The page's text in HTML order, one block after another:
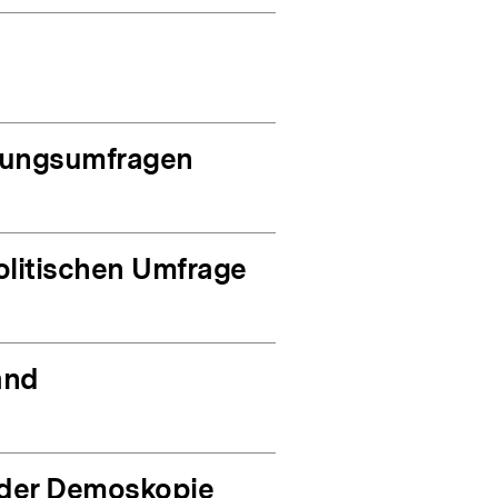
Umfrage
Demoskopie